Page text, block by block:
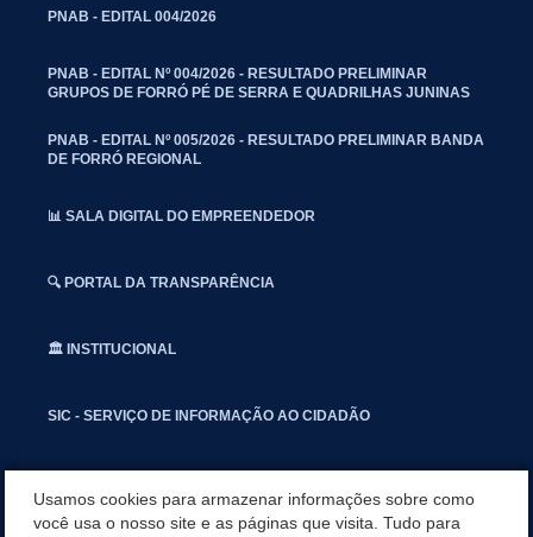
PNAB - EDITAL 004/2026
PNAB - EDITAL Nº 004/2026 - RESULTADO PRELIMINAR
GRUPOS DE FORRÓ PÉ DE SERRA E QUADRILHAS JUNINAS
PNAB - EDITAL Nº 005/2026 - RESULTADO PRELIMINAR BANDA
DE FORRÓ REGIONAL
📊 SALA DIGITAL DO EMPREENDEDOR
🔍 PORTAL DA TRANSPARÊNCIA
🏛️ INSTITUCIONAL
SIC - SERVIÇO DE INFORMAÇÃO AO CIDADÃO
Usamos cookies para armazenar informações sobre como
você usa o nosso site e as páginas que visita. Tudo para